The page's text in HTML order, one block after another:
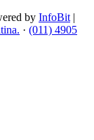
by InfoBit |
· (011) 4905